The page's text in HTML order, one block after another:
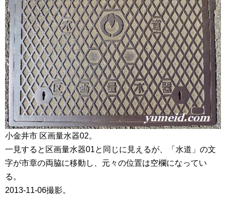
小金井市 区画量水器02。
一見すると区画量水器01と同じに見えるが、「水道」の文
字が市章の両脇に移動し、元々の位置は空欄になってい
る。
2013-11-06撮影。